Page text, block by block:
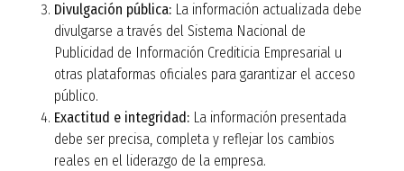
Divulgación pública: La información actualizada debe
divulgarse a través del Sistema Nacional de
Publicidad de Información Crediticia Empresarial u
otras plataformas oficiales para garantizar el acceso
público.
Exactitud e integridad: La información presentada
debe ser precisa, completa y reflejar los cambios
reales en el liderazgo de la empresa.